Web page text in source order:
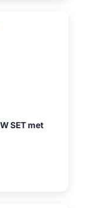
SET met